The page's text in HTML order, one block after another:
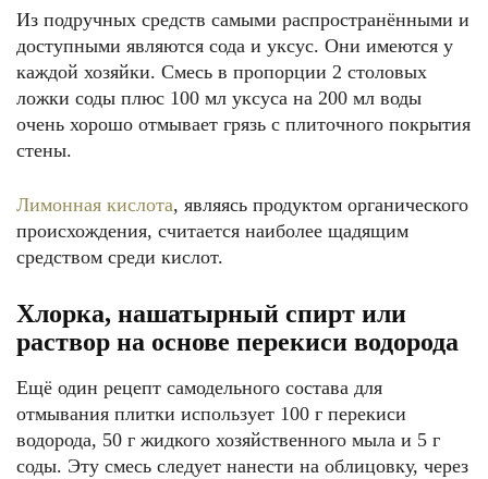
Из подручных средств самыми распространёнными и
доступными являются сода и уксус. Они имеются у
каждой хозяйки. Смесь в пропорции 2 столовых
ложки соды плюс 100 мл уксуса на 200 мл воды
очень хорошо отмывает грязь с плиточного покрытия
стены.
Лимонная кислота, являясь продуктом органического
происхождения, считается наиболее щадящим
средством среди кислот.
Хлорка, нашатырный спирт или
раствор на основе перекиси водорода
Ещё один рецепт самодельного состава для
отмывания плитки использует 100 г перекиси
водорода, 50 г жидкого хозяйственного мыла и 5 г
соды. Эту смесь следует нанести на облицовку, через